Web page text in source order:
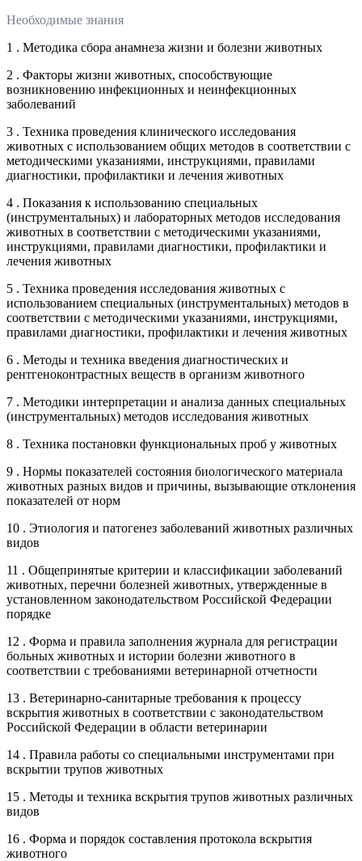
Необходимые знания
1 . Методика сбора анамнеза жизни и болезни животных
2 . Факторы жизни животных, способствующие
возникновению инфекционных и неинфекционных
заболеваний
3 . Техника проведения клинического исследования
животных с использованием общих методов в соответствии с
методическими указаниями, инструкциями, правилами
диагностики, профилактики и лечения животных
4 . Показания к использованию специальных
(инструментальных) и лабораторных методов исследования
животных в соответствии с методическими указаниями,
инструкциями, правилами диагностики, профилактики и
лечения животных
5 . Техника проведения исследования животных с
использованием специальных (инструментальных) методов в
соответствии с методическими указаниями, инструкциями,
правилами диагностики, профилактики и лечения животных
6 . Методы и техника введения диагностических и
рентгеноконтрастных веществ в организм животного
7 . Методики интерпретации и анализа данных специальных
(инструментальных) методов исследования животных
8 . Техника постановки функциональных проб у животных
9 . Нормы показателей состояния биологического материала
животных разных видов и причины, вызывающие отклонения
показателей от норм
10 . Этиология и патогенез заболеваний животных различных
видов
11 . Общепринятые критерии и классификации заболеваний
животных, перечни болезней животных, утвержденные в
установленном законодательством Российской Федерации
порядке
12 . Форма и правила заполнения журнала для регистрации
больных животных и истории болезни животного в
соответствии с требованиями ветеринарной отчетности
13 . Ветеринарно-санитарные требования к процессу
вскрытия животных в соответствии с законодательством
Российской Федерации в области ветеринарии
14 . Правила работы со специальными инструментами при
вскрытии трупов животных
15 . Методы и техника вскрытия трупов животных различных
видов
16 . Форма и порядок составления протокола вскрытия
животного